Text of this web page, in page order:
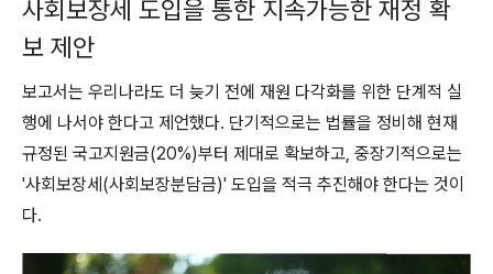
사회보장세 도입을 통한 지속가능한 재정 확
보 제안
보고서는 우리나라도 더 늦기 전에 재원 다각화를 위한 단계적 실
행에 나서야 한다고 제언했다. 단기적으로는 법률을 정비해 현재
규정된 국고지원금(20%)부터 제대로 확보하고, 중장기적으로는
'사회보장세(사회보장분담금)' 도입을 적극 추진해야 한다는 것이
다.